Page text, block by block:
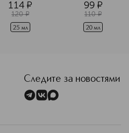
ароматерапии
114 ¤
120 ¤
25 мл
папайи
99 ¤
110 ¤
20 мл
Следите за новостями